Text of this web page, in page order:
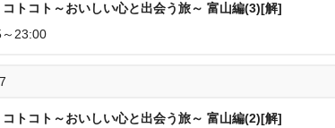
コトコト～おいしい心と出会う旅～ 富山編(3)[解]
23:00
コトコト～おいしい心と出会う旅～ 富山編(2)[解]